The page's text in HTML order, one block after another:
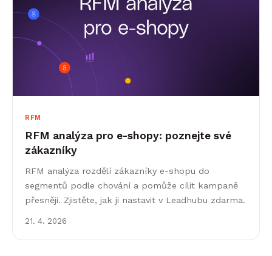
RFM
RFM analýza pro e-shopy: poznejte své
zákazníky
RFM analýza rozdělí zákazníky e-shopu do
segmentů podle chování a pomůže cílit kampaně
přesněji. Zjistěte, jak ji nastavit v Leadhubu zdarma.
21. 4. 2026